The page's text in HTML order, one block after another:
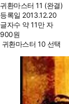
귀환마스터 11 (완결)
등록일 2013.12.20
글자수 약 11만 자
900원
귀환마스터 10 선택